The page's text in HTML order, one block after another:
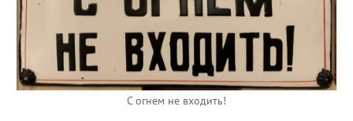
С огнем не входить!